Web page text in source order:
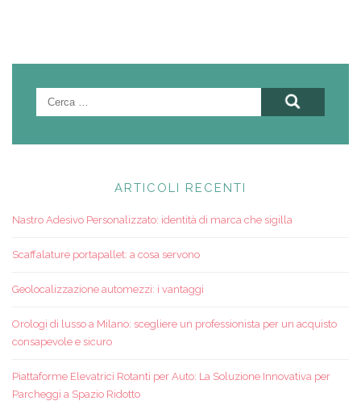
Ricerca
ARTICOLI RECENTI
Nastro Adesivo Personalizzato: identità di marca che sigilla
Scaffalature portapallet: a cosa servono
Geolocalizzazione automezzi: i vantaggi
Orologi di lusso a Milano: scegliere un professionista per un acquisto
consapevole e sicuro
Piattaforme Elevatrici Rotanti per Auto: La Soluzione Innovativa per
Parcheggi a Spazio Ridotto